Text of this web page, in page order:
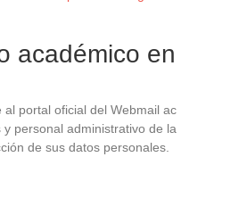
académico en
al portal oficial del Webmail ac
personal administrativo de la
de sus datos personales.